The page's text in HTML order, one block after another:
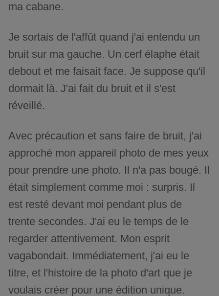
ma cabane.
Je sortais de l'affût quand j'ai entendu un
bruit sur ma gauche. Un cerf élaphe était
debout et me faisait face. Je suppose qu'il
dormait là. J'ai fait du bruit et il s'est
réveillé.
Avec précaution et sans faire de bruit, j'ai
approché mon appareil photo de mes yeux
pour prendre une photo. Il n'a pas bougé. Il
était simplement comme moi : surpris. Il
est resté devant moi pendant plus de
trente secondes. J'ai eu le temps de le
regarder attentivement. Mon esprit
vagabondait. Immédiatement, j'ai eu le
titre, et l'histoire de la photo d'art que je
voulais créer pour une édition unique.